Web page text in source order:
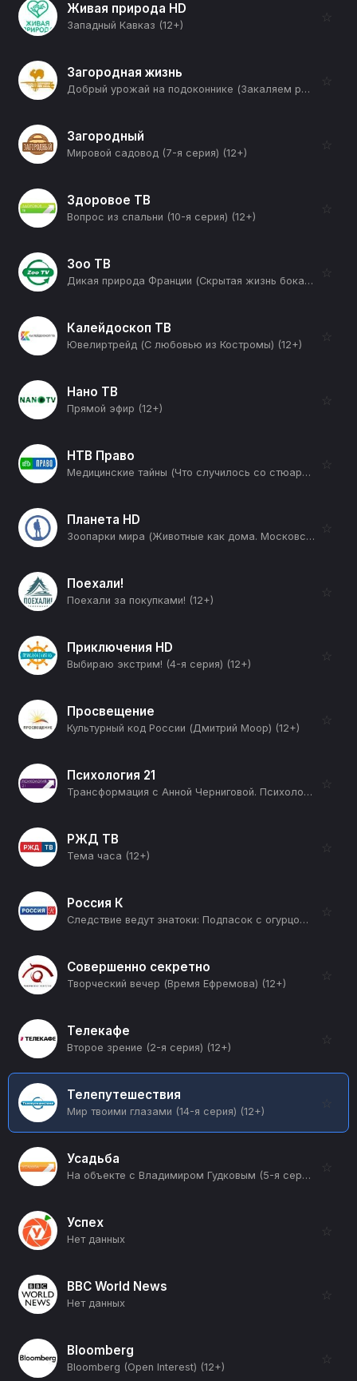
Живая природа HD
Западный Кавказ (12+)
☆
Загородная жизнь
Добрый урожай на подоконнике (Закаляем рассаду) (12+)
☆
Загородный
Мировой садовод (7-я серия) (12+)
☆
Здоровое ТВ
Вопрос из спальни (10-я серия) (12+)
☆
Зоо ТВ
Дикая природа Франции (Скрытая жизнь бокажа) (12+)
☆
Калейдоскоп ТВ
Ювелиртрейд (С любовью из Костромы) (12+)
☆
Нано ТВ
Прямой эфир (12+)
☆
НТВ Право
Медицинские тайны (Что случилось со стюардессой, которая потеряла сознание и упала в туалете самолета?) (12+)
☆
Планета HD
Зоопарки мира (Животные как дома. Московский зоопарк) (12+)
☆
Поехали!
Поехали за покупками! (12+)
☆
Приключения HD
Выбираю экстрим! (4-я серия) (12+)
☆
Просвещение
Культурный код России (Дмитрий Моор) (12+)
☆
Психология 21
Трансформация с Анной Черниговой. Психология (3-я серия) (12+)
☆
РЖД ТВ
Тема часа (12+)
☆
Россия К
Следствие ведут знатоки: Подпасок с огурцом (2-я серия) (12+)
☆
Совершенно секретно
Творческий вечер (Время Ефремова) (12+)
☆
Телекафе
Второе зрение (2-я серия) (12+)
☆
Телепутешествия
Мир твоими глазами (14-я серия) (12+)
Усадьба
На объекте с Владимиром Гудковым (5-я серия) (12+)
☆
Успех
Нет данных
☆
BBC World News
Нет данных
☆
Bloomberg
Bloomberg (Open Interest) (12+)
☆